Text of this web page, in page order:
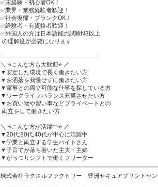
✅未経験・初心者OK！
✅業界・業務経験者歓迎！
✅社会復帰・ブランクOK！
✅経験者・有資格者歓迎！
✅外国人の方は日本語能力試験N3以上
―――――――――――――――――
＼ ⭐こんな方も大歓迎⭐ ／
▼安定した環境で長く働きたい方
▼お洒落を我慢せずに働きたい方
▼家事との両立可能な仕事を探している方
▼ワークライフバランス充実させたい方
▼お買い物や習い事などプライベートとの
＼ ⭐こんな方が活躍中⭐ ／
▼20代,30代,40代が中心に活躍中
▼学業と両立する学生バイトさん
▼子育てが落ち着いた主夫・主婦
▼がっつりシフトで働くフリーター
株式会社ラクスルファクトリー　豊洲セキュアプリントセ